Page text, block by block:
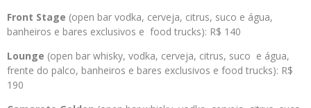
Front Stage (open bar vodka, cerveja, citrus, suco e água,
banheiros e bares exclusivos e food trucks): R$ 140
Lounge (open bar whisky, vodka, cerveja, citrus, suco e água,
frente do palco, banheiros e bares exclusivos e food trucks): R$
190